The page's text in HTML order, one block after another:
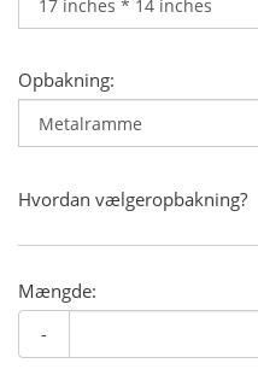
Opbakning:
Hvordan vælgeropbakning?
Mængde:
-